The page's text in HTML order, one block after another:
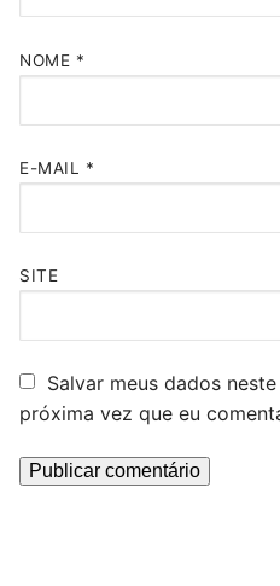
NOME *
E-MAIL *
SITE
Salvar meus dados
próxima vez que eu